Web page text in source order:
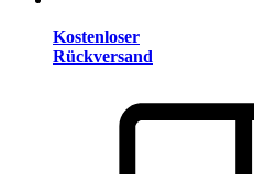
Kostenloser
Rückversand